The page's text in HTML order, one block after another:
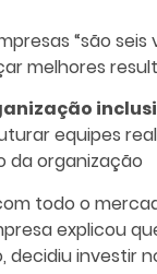
“são
melhores
equipes
da organização
todo o
explicou
decidiu investir